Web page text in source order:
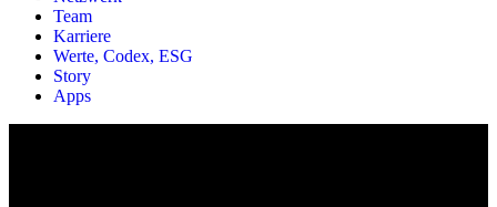
Team
Karriere
Werte, Codex, ESG
Story
Apps